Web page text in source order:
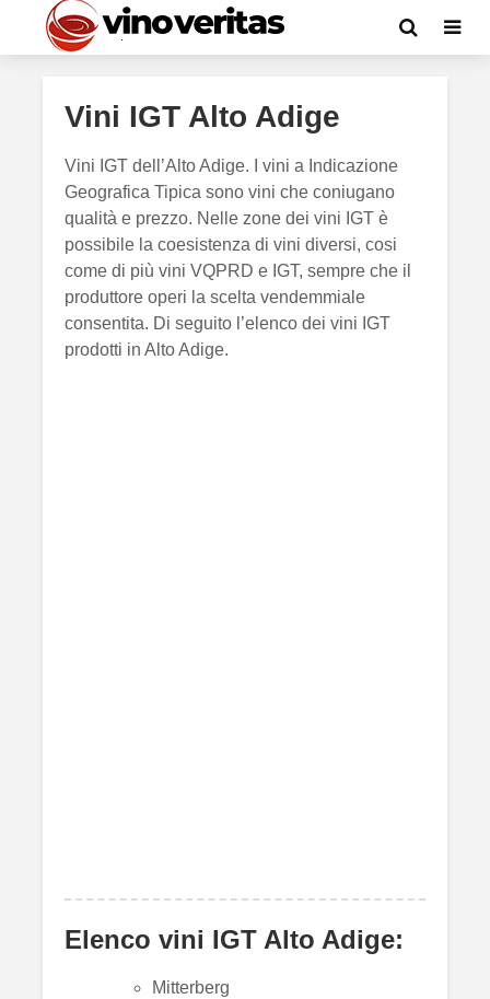
Vini IGT Alto Adige
Vini IGT dell’Alto Adige. I vini a Indicazione
Geografica Tipica sono vini che coniugano
qualità e prezzo. Nelle zone dei vini IGT è
possibile la coesistenza di vini diversi, cosi
come di più vini VQPRD e IGT, sempre che il
produttore operi la scelta vendemmiale
consentita. Di seguito l’elenco dei vini IGT
prodotti in Alto Adige.
Elenco vini IGT Alto Adige:
Mitterberg